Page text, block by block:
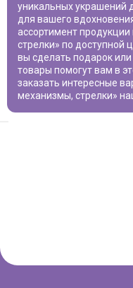
уникальных украшений
для вашего
ассортимент продукции
стрелки» по доступной
вы сделать подарок
товары помогут вам в
заказать интересные
механизмы, стрелки»